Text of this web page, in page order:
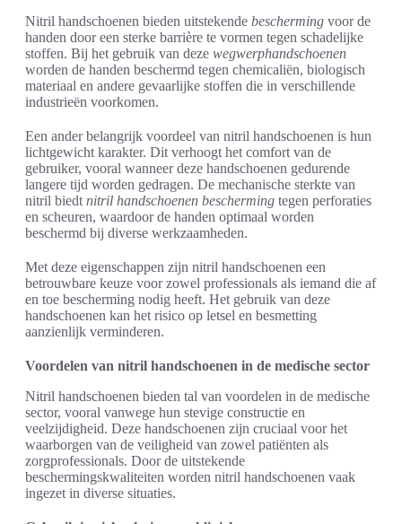
Nitril handschoenen bieden uitstekende bescherming voor de
handen door een sterke barrière te vormen tegen schadelijke
stoffen. Bij het gebruik van deze wegwerphandschoenen
worden de handen beschermd tegen chemicaliën, biologisch
materiaal en andere gevaarlijke stoffen die in verschillende
industrieën voorkomen.
Een ander belangrijk voordeel van nitril handschoenen is hun
lichtgewicht karakter. Dit verhoogt het comfort van de
gebruiker, vooral wanneer deze handschoenen gedurende
langere tijd worden gedragen. De mechanische sterkte van
nitril biedt nitril handschoenen bescherming tegen perforaties
en scheuren, waardoor de handen optimaal worden
beschermd bij diverse werkzaamheden.
Met deze eigenschappen zijn nitril handschoenen een
betrouwbare keuze voor zowel professionals als iemand die af
en toe bescherming nodig heeft. Het gebruik van deze
handschoenen kan het risico op letsel en besmetting
aanzienlijk verminderen.
Voordelen van nitril handschoenen in de medische sector
Nitril handschoenen bieden tal van voordelen in de medische
sector, vooral vanwege hun stevige constructie en
veelzijdigheid. Deze handschoenen zijn cruciaal voor het
waarborgen van de veiligheid van zowel patiënten als
zorgprofessionals. Door de uitstekende
beschermingskwaliteiten worden nitril handschoenen vaak
ingezet in diverse situaties.